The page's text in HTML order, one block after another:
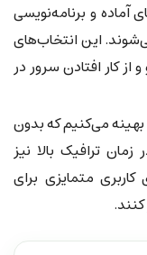
آماده و برنامه‌نویسی
این انتخاب‌های
کار افتادن سرور در
بهینه می‌کنیم که بدون
ترافیک بالا نیز
متمایزی برای